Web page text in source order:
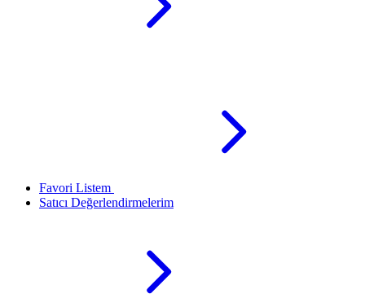
Favori Listem
Satıcı Değerlendirmelerim